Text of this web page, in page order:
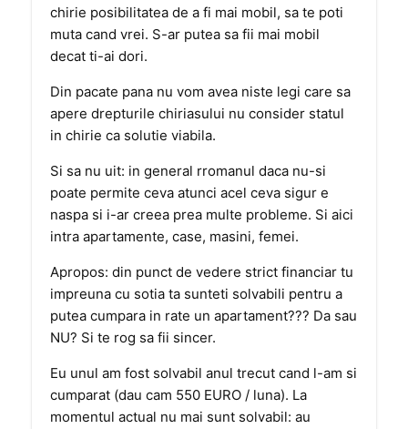
chirie posibilitatea de a fi mai mobil, sa te poti
muta cand vrei. S-ar putea sa fii mai mobil
decat ti-ai dori.
Din pacate pana nu vom avea niste legi care sa
apere drepturile chiriasului nu consider statul
in chirie ca solutie viabila.
Si sa nu uit: in general rromanul daca nu-si
poate permite ceva atunci acel ceva sigur e
naspa si i-ar creea prea multe probleme. Si aici
intra apartamente, case, masini, femei.
Apropos: din punct de vedere strict financiar tu
impreuna cu sotia ta sunteti solvabili pentru a
putea cumpara in rate un apartament??? Da sau
NU? Si te rog sa fii sincer.
Eu unul am fost solvabil anul trecut cand l-am si
cumparat (dau cam 550 EURO / luna). La
momentul actual nu mai sunt solvabil: au